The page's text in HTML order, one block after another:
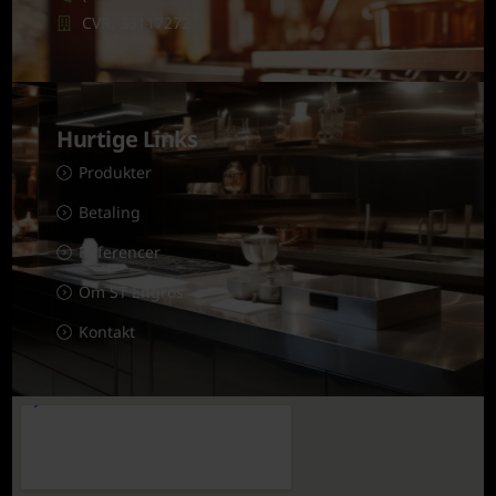
CVR: 33117272
Hurtige Links
Produkter
Betaling
Referencer
Om ST Engros
Kontakt